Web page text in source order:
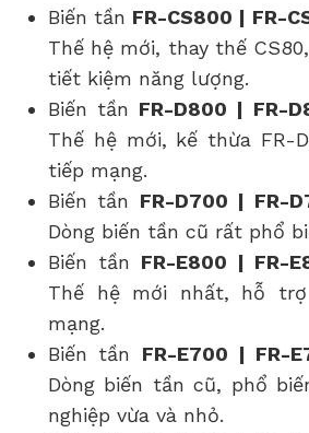
Biến tần FR-CS800 | FR-
Thế hệ mới, thay thế
tiết kiệm năng lượng.
Biến tần FR-D800 | FR-
Thế hệ mới, kế thừa FR-
tiếp mạng.
Biến tần FR-D700 | FR-
Dòng biến tần cũ rất phổ
Biến tần FR-E800 | FR-
Thế hệ mới nhất, hỗ
mạng.
Biến tần FR-E700 | FR-
Dòng biến tần cũ, phổ
nghiệp vừa và nhỏ.